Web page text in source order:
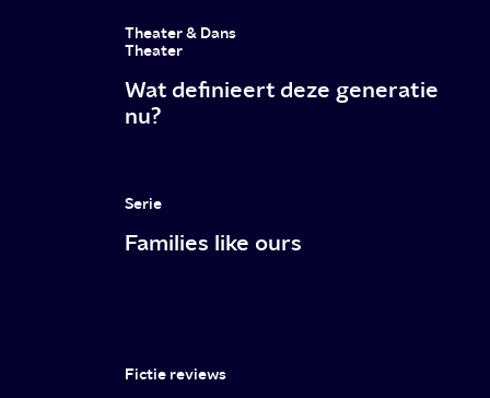
Theater & Dans
Theater
Wat definieert deze generatie
nu?
Serie
Families like ours
Fictie reviews